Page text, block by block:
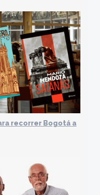
recorrer Bogotá a